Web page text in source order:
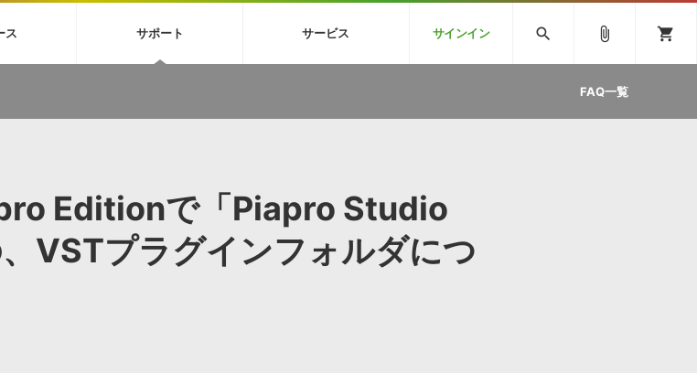
製品一覧
ランキング
製品一覧
ス
バックナンバー一覧
サポート
オンラインストアガイド
ヘルプ
テクニカルサポート窓口
サービス
償ソフトウェア
ボーカルパートの制作が自由自在な、次世代
型ボーカル・エディタ
音の新
サインイン search
VOCALOID SPITFIRE AUDIO
ンプルパック ソフトウェア／ツール DAW 効果音 BGM
attach_file shopping_cart
FAQ一覧
Editionで「Piapro Studio
VSTプラグインフォルダにつ